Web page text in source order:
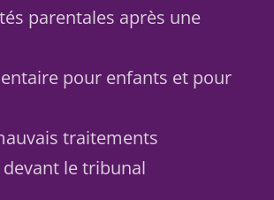
parentales après une
pour enfants et pour
traitements
le tribunal